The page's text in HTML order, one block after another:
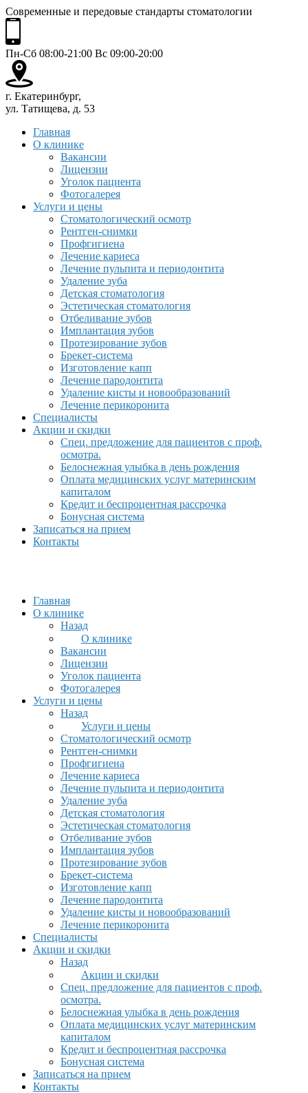
Современные и передовые стандарты стоматологии
Пн-Сб 08:00-21:00 Вс 09:00-20:00
г. Екатеринбург,
ул. Татищева, д. 53
Главная
О клинике
Вакансии
Лицензии
Уголок пациента
Фотогалерея
Услуги и цены
Стоматологический осмотр
Рентген-снимки
Профгигиена
Лечение кариеса
Лечение пульпита и периодонтита
Удаление зуба
Детская стоматология
Эстетическая стоматология
Отбеливание зубов
Имплантация зубов
Протезирование зубов
Брекет-система
Изготовление капп
Лечение пародонтита
Удаление кисты и новообразований
Лечение перикоронита
Специалисты
Акции и скидки
Спец. предложение для пациентов с проф.
осмотра.
Белоснежная улыбка в день рождения
Оплата медицинских услуг материнским
капиталом
Кредит и беспроцентная рассрочка
Бонусная система
Записаться на прием
Контакты
Главная
О клинике
Назад
О клинике
Вакансии
Лицензии
Уголок пациента
Фотогалерея
Услуги и цены
Назад
Услуги и цены
Стоматологический осмотр
Рентген-снимки
Профгигиена
Лечение кариеса
Лечение пульпита и периодонтита
Удаление зуба
Детская стоматология
Эстетическая стоматология
Отбеливание зубов
Имплантация зубов
Протезирование зубов
Брекет-система
Изготовление капп
Лечение пародонтита
Удаление кисты и новообразований
Лечение перикоронита
Специалисты
Акции и скидки
Назад
Акции и скидки
Спец. предложение для пациентов с проф.
осмотра.
Белоснежная улыбка в день рождения
Оплата медицинских услуг материнским
капиталом
Кредит и беспроцентная рассрочка
Бонусная система
Записаться на прием
Контакты